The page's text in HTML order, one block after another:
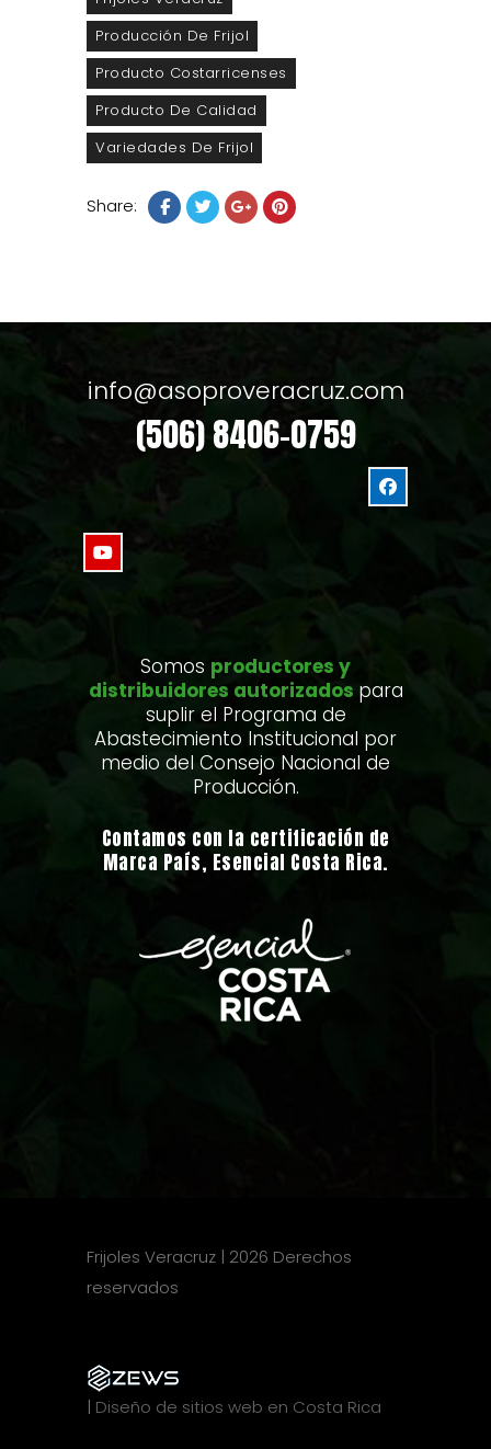
Producción De Frijol
Producto Costarricenses
Producto De Calidad
Variedades De Frijol
Share:
info@asoproveracruz.com
(506) 8406-0759
Somos productores y
distribuidores autorizados para
suplir el Programa de
Abastecimiento Institucional por
medio del Consejo Nacional de
Producción.
Contamos con la certificación de
Marca País, Esencial Costa Rica.
Frijoles Veracruz | 2026 Derechos
reservados
| Diseño de sitios web en Costa Rica